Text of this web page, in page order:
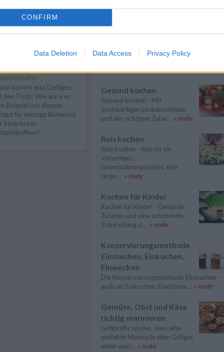
CONFIRM
Data Deletion Data Access Privacy Policy
kommt was Deftiges
den Tisch! Wie wäre es
Beispiel mit diesem
für würzige Blutwurst
Sauerkraut-
lecker und gesund. Die
Billig kochen heißt nicht, dass es
Gesund kochen
Gesund kochen - Mit
hochwertigen Lesbensmitteln
und der richtigen Zube... » mehr
Reis kochen
Reis kochen - Reis ist ein
vielseitiges
Grundnahrungsmittel. Wie
lange... » mehr
Kochen für Kinder
Kochen für Kinder - Gesunde
Zutaten und eine schonende
Zubereitung si... » mehr
Konservierungsmethode
Einmachen, Einkochen,
Einwecken
Die Konservierungsmethode Einmachen –
auch als Einkochen, Eindünste... » mehr
Gemüse, Obst und Käse
richtig marinieren
Grillprofis wissen, dass eine
perfekte Marinade dem Grillgut
einen wun... » mehr